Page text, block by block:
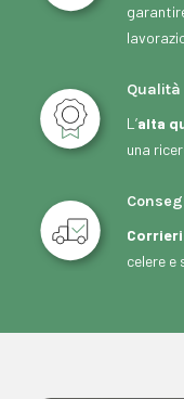
Qualità
L’alta
una
celere e